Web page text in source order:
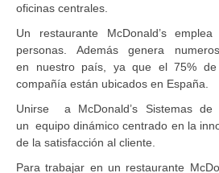
oficinas centrales.
Un restaurante McDonald’s
personas. Además genera
en nuestro país, ya que el 75%
compañía están ubicados en España.
Unirse a McDonald’s Sistemas
un equipo dinámico centrado en la
de la satisfacción al cliente.
Para trabajar en un restaurante